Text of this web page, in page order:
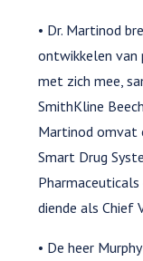
• Dr. Martinod
ontwikkelen van
met zich mee,
SmithKline
Martinod omvat
Smart Drug
diende als Chief
• De heer